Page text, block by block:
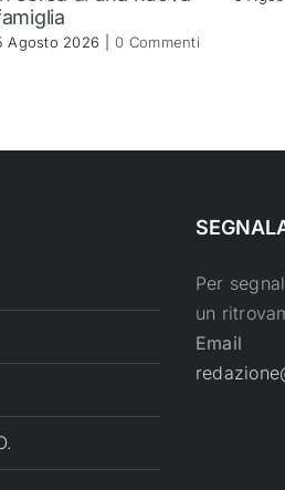
Agosto 2026 0 Commenti
Per
un
Email